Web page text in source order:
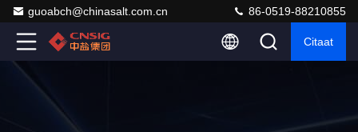
guoabch@chinasalt.com.cn 86-0519-88210855
Citaat